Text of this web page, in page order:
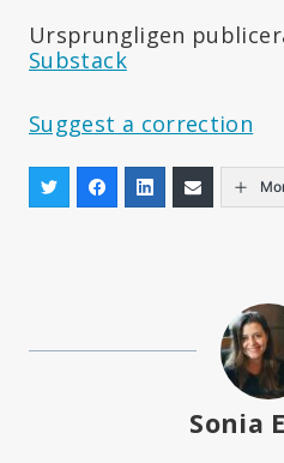
Ursprungligen
Substack
Suggest a correction
Sonia